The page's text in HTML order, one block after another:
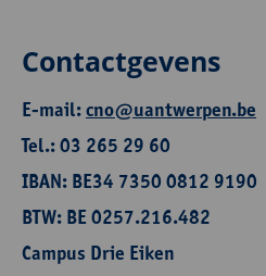
Contactgevens
E-mail:cno@uantwerpen.be
Tel.: 03 265 29 60
IBAN: BE34 7350 0812 9190
BTW: BE 0257.216.482
Campus Drie Eiken